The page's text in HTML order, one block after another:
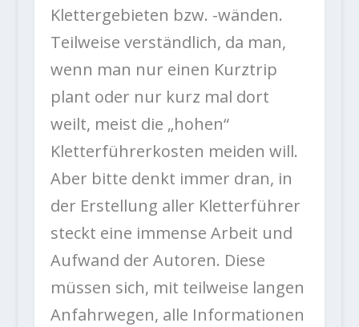
Klettergebieten bzw. -wänden.
Teilweise verständlich, da man,
wenn man nur einen Kurztrip
plant oder nur kurz mal dort
weilt, meist die „hohen“
Kletterführerkosten meiden will.
Aber bitte denkt immer dran, in
der Erstellung aller Kletterführer
steckt eine immense Arbeit und
Aufwand der Autoren. Diese
müssen sich, mit teilweise langen
Anfahrwegen, alle Informationen